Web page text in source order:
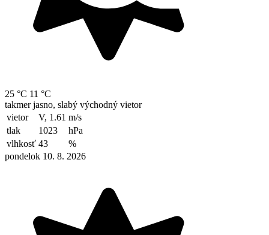
25 °C 11 °C
takmer jasno, slabý východný vietor
vietor
V, 1.61 m/s
tlak
1023
hPa
vlhkosť 43
%
pondelok 10. 8. 2026